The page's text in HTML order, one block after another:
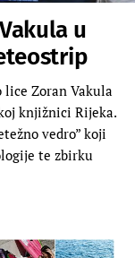
u
Zoran Vakula
knjižnici Rijeka.
vedro” koji
te zbirku